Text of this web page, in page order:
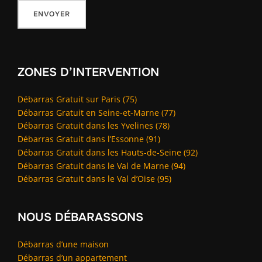
ZONES D’INTERVENTION
Débarras Gratuit sur Paris (75)
Débarras Gratuit en Seine-et-Marne (77)
Débarras Gratuit dans les Yvelines (78)
Débarras Gratuit dans l’Essonne (91)
Débarras Gratuit dans les Hauts-de-Seine (92)
Débarras Gratuit dans le Val de Marne (94)
Débarras Gratuit dans le Val d’Oise (95)
NOUS DÉBARASSONS
Débarras d’une maison
Débarras d’un appartement